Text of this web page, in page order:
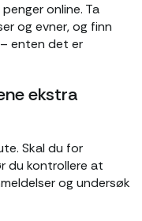
online. Ta
og evner, og finn
enten det er
ekstra
Skal du for
du kontrollere at
og undersøk